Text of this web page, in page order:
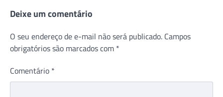
Deixe um comentário
O seu endereço de e-mail não será publicado. Campos
obrigatórios são marcados com *
Comentário *